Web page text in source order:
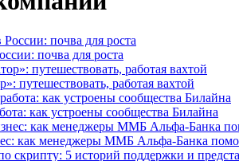
почва для роста
путешествовать, работая вахтой
как устроены сообщества Билайна
как менеджеры ММБ Альфа-Банка